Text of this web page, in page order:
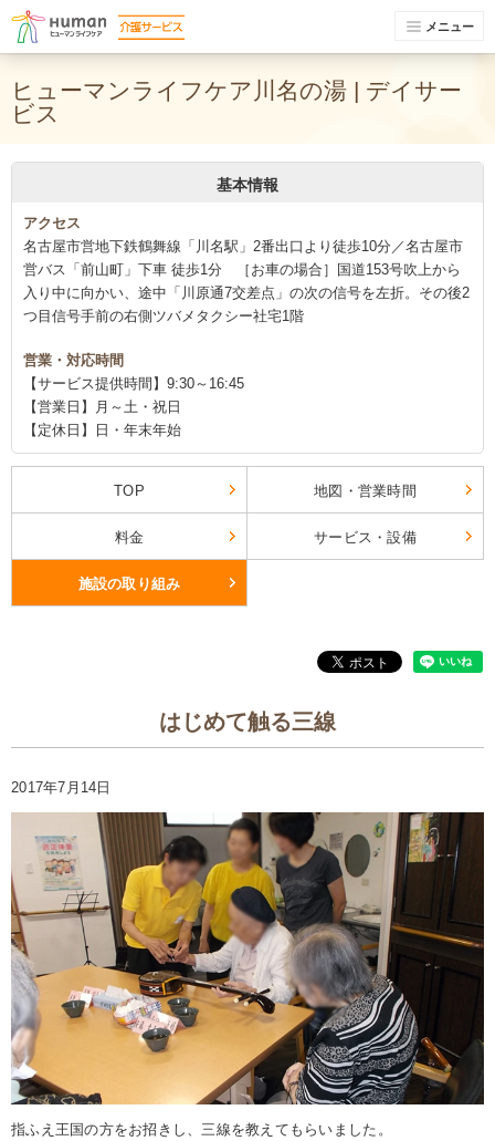
メニュー
ヒューマンライフケア川名の湯 | デイサー
ビス
基本情報
アクセス
名古屋市営地下鉄鶴舞線「川名駅」2番出口より徒歩10分／名古屋市
営バス「前山町」下車 徒歩1分 ［お車の場合］国道153号吹上から
入り中に向かい、途中「川原通7交差点」の次の信号を左折。その後2
つ目信号手前の右側ツバメタクシー社宅1階
営業・対応時間
【サービス提供時間】9:30～16:45
【営業日】月～土・祝日
【定休日】日・年末年始
TOP 地図・営業時間
料金 サービス・設備
施設の取り組み
はじめて触る三線
2017年7月14日
指ふえ王国の方をお招きし、三線を教えてもらいました。